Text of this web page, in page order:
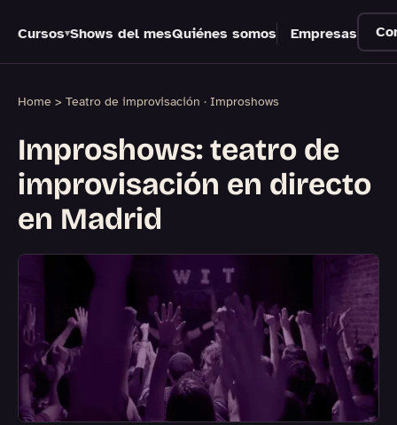
Cursos▾Shows del mesQuiénes somos Empresas
Home > Teatro de improvisación · Improshows
Improshows: teatro de
improvisación en directo
en Madrid